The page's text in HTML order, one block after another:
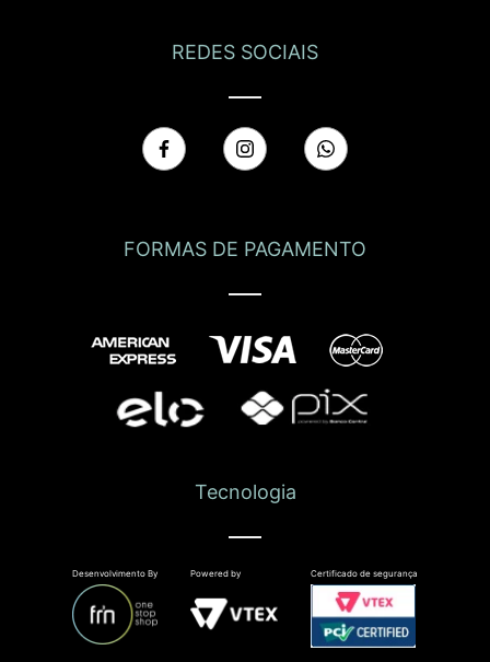
REDES SOCIAIS
FORMAS DE PAGAMENTO
Tecnologia
Desenvolvimento By Powered by Certificado de segurança